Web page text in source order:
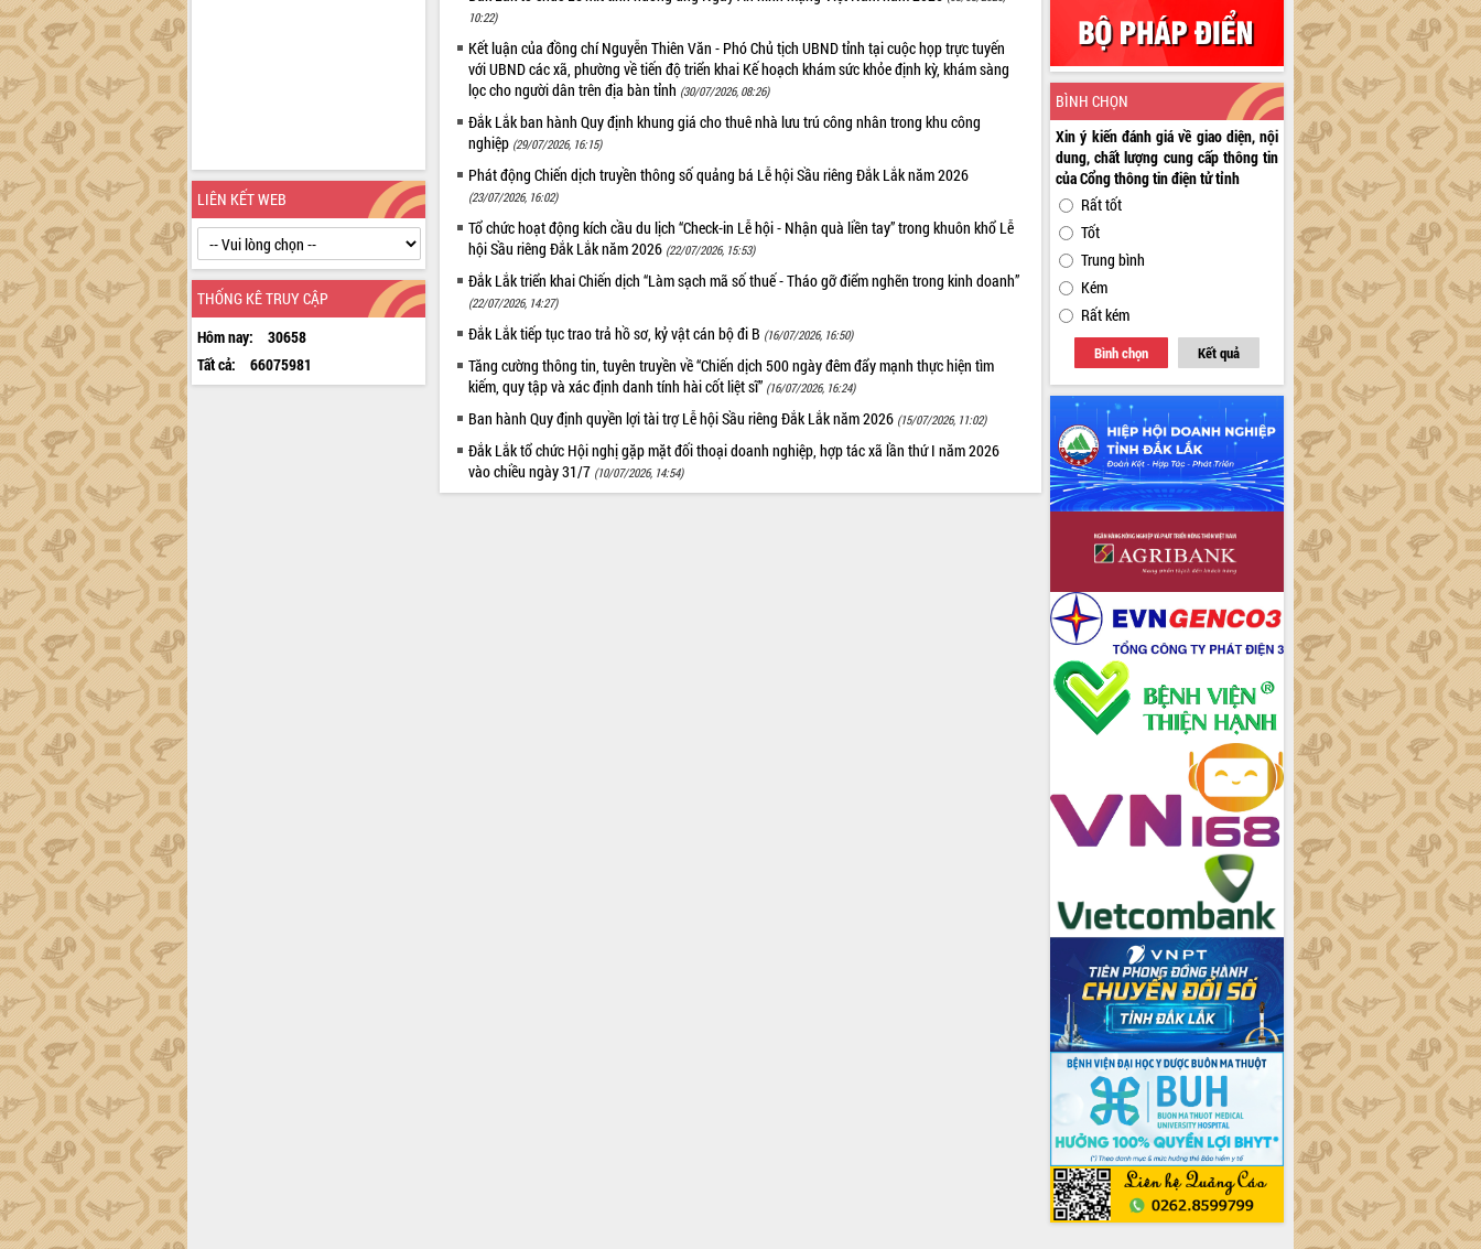
LIÊN KẾT WEB
THỐNG KÊ TRUY CẬP
Hôm nay:
30658
Tất cả:
66075981
10:22)
Kết luận của đồng chí Nguyễn Thiên Văn - Phó Chủ tịch UBND tỉnh tại cuộc họp trực tuyến
với UBND các xã, phường về tiến độ triển khai Kế hoạch khám sức khỏe định kỳ, khám sàng
lọc cho người dân trên địa bàn tỉnh (30/07/2026, 08:26)
Đắk Lắk ban hành Quy định khung giá cho thuê nhà lưu trú công nhân trong khu công
nghiệp (29/07/2026, 16:15)
Phát động Chiến dịch truyền thông số quảng bá Lễ hội Sầu riêng Đắk Lắk năm 2026
(23/07/2026, 16:02)
Tổ chức hoạt động kích cầu du lịch “Check-in Lễ hội - Nhận quà liền tay” trong khuôn khổ Lễ
hội Sầu riêng Đắk Lắk năm 2026 (22/07/2026, 15:53)
Đắk Lắk triển khai Chiến dịch “Làm sạch mã số thuế - Tháo gỡ điểm nghẽn trong kinh doanh”
(22/07/2026, 14:27)
Đắk Lắk tiếp tục trao trả hồ sơ, kỷ vật cán bộ đi B (16/07/2026, 16:50)
Tăng cường thông tin, tuyên truyền về “Chiến dịch 500 ngày đêm đẩy mạnh thực hiện tìm
kiếm, quy tập và xác định danh tính hài cốt liệt sĩ” (16/07/2026, 16:24)
Ban hành Quy định quyền lợi tài trợ Lễ hội Sầu riêng Đắk Lắk năm 2026 (15/07/2026, 11:02)
Đắk Lắk tổ chức Hội nghị gặp mặt đối thoại doanh nghiệp, hợp tác xã lần thứ I năm 2026
vào chiều ngày 31/7 (10/07/2026, 14:54)
BÌNH CHỌN
Xin ý kiến đánh giá về giao diện, nội
dung, chất lượng cung cấp thông tin
của Cổng thông tin điện tử tỉnh
Rất tốt
Tốt
Trung bình
Kém
Rất kém
Bình chọn Kết quả